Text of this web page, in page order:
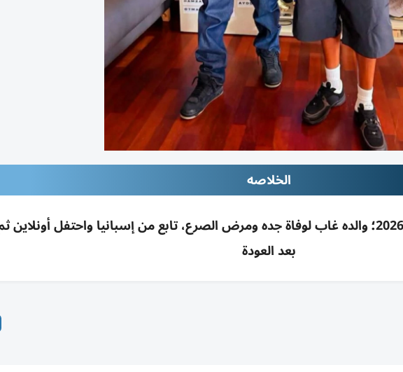
الخلاصه
يامال عاد لإسبانيا بكأس العالم 2026؛ والده غاب لوفاة جده ومرض الصرع، تابع من إسبانيا واحتفل
بعد العودة